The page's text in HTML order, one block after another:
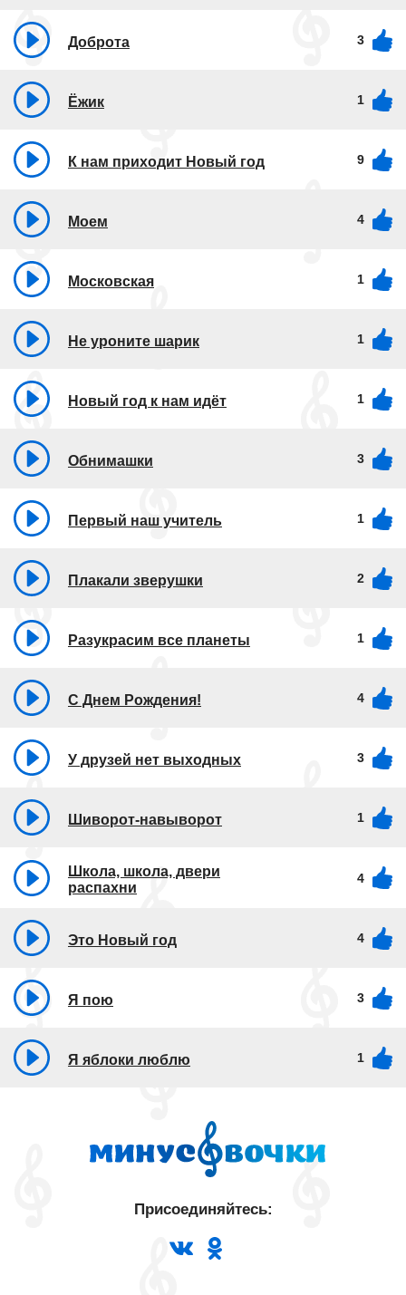
Доброта 3
Ёжик 1
К нам приходит Новый год 9
Моем 4
Московская 1
Не уроните шарик 1
Новый год к нам идёт 1
Обнимашки 3
Первый наш учитель 1
Плакали зверушки 2
Разукрасим все планеты 1
С Днем Рождения! 4
У друзей нет выходных 3
Шиворот-навыворот 1
Школа, школа, двери
распахни
4
Это Новый год 4
Я пою 3
Я яблоки люблю 1
Присоединяйтесь: